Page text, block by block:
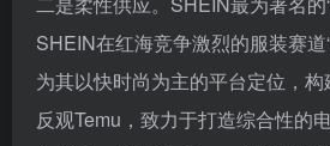
SHEIN在红海竞争激烈的服装赛道
为其以快时尚为主的平台定位，构
反观Temu，致力于打造综合性的
台类目，也决定了Temu的“柔性供